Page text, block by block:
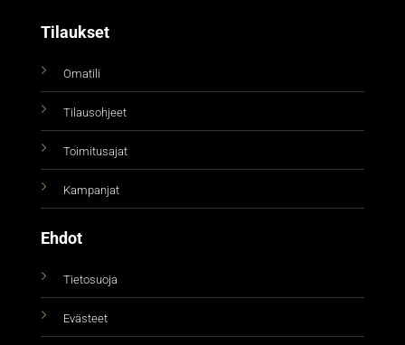
Tilaukset
Omatili
Tilausohjeet
Toimitusajat
Kampanjat
Ehdot
Tietosuoja
Evästeet